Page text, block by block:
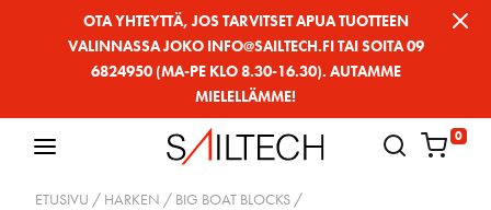
OTA YHTEYTTÄ, JOS TARVITSET APUA TUOTTEEN
VALINNASSA JOKO INFO@SAILTECH.FI TAI SOITA 09
6824950 (MA-PE KLO 8.30-16.30). AUTAMME
MIELELLÄMME!
0
ETUSIVU / HARKEN / BIG BOAT BLOCKS /